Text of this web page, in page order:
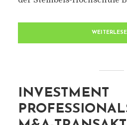
INVESTMENT